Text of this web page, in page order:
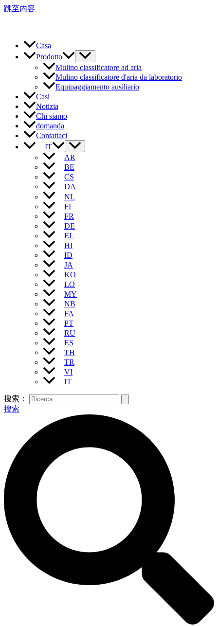
跳至内容
Casa
Prodotto
Mulino classificatore ad aria
Mulino classificatore d'aria da laboratorio
Equipaggiamento ausiliario
Casi
Notizia
Chi siamo
domanda
Contattaci
IT
AR
BE
CS
DA
NL
FI
FR
DE
EL
HI
ID
JA
KO
LO
MY
NB
FA
PT
RU
ES
TH
TR
VI
IT
搜索：
搜索